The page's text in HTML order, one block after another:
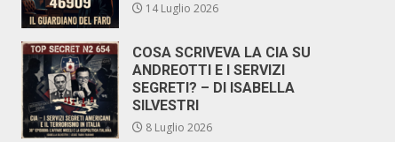
14 Luglio 2026
COSA SCRIVEVA LA CIA SU
ANDREOTTI E I SERVIZI
SEGRETI? – DI ISABELLA
SILVESTRI
8 Luglio 2026